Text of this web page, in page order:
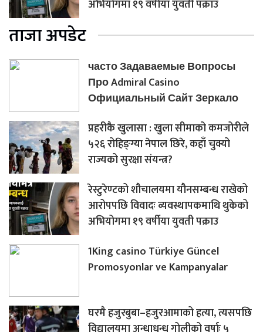
अभियोगमा १९ वर्षीया युवती पक्राउ
ताजा अपडेट
часто Задаваемые Вопросы
Про Admiral Casino
Официальный Сайт Зеркало
प्रहरीकै खुलासा : खुला सीमाको कमजोरीले
५२६ रोहिङ्ग्या नेपाल छिरे, कहाँ चुक्यो
राज्यको सुरक्षा संयन्त्र?
रेस्टुरेण्टको शौचालयमा यौनसम्बन्ध राखेको
आरोपपछि विवादः व्यवस्थापकमाथि थुकेको
अभियोगमा १९ वर्षीया युवती पक्राउ
1King casino Türkiye Güncel
Promosyonlar ve Kampanyalar
घरमै हजुरबुबा–हजुरआमाको हत्या, त्यसपछि